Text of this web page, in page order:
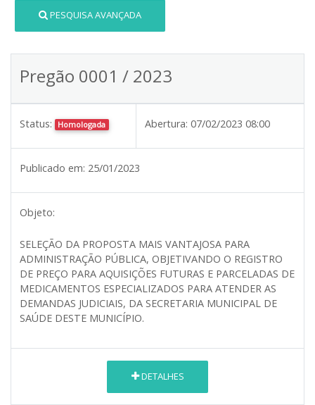
PESQUISA AVANÇADA
Pregão 0001 / 2023
Status: Homologada Abertura: 07/02/2023 08:00
Publicado em: 25/01/2023
Objeto:
SELEÇÃO DA PROPOSTA MAIS VANTAJOSA PARA
ADMINISTRAÇÃO PÚBLICA, OBJETIVANDO O REGISTRO
DE PREÇO PARA AQUISIÇÕES FUTURAS E PARCELADAS DE
MEDICAMENTOS ESPECIALIZADOS PARA ATENDER AS
DEMANDAS JUDICIAIS, DA SECRETARIA MUNICIPAL DE
SAÚDE DESTE MUNICÍPIO.
DETALHES